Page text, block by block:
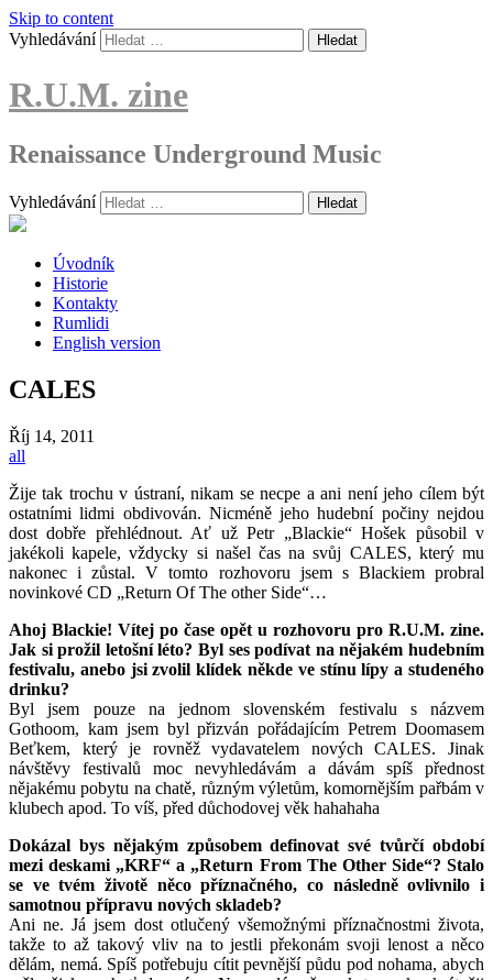
Skip to content
Vyhledávání
R.U.M. zine
Renaissance Underground Music
Vyhledávání
Úvodník
Historie
Kontakty
Rumlidi
English version
CALES
Říj 14, 2011
all
Žije tak trochu v ústraní, nikam se necpe a ani není jeho cílem být
ostatními lidmi obdivován. Nicméně jeho hudební počiny nejdou
dost dobře přehlédnout. Ať už Petr „Blackie“ Hošek působil v
jakékoli kapele, vždycky si našel čas na svůj CALES, který mu
nakonec i zůstal. V tomto rozhovoru jsem s Blackiem probral
novinkové CD „Return Of The other Side“…
Ahoj Blackie! Vítej po čase opět u rozhovoru pro R.U.M. zine.
Jak si prožil letošní léto? Byl ses podívat na nějakém hudebním
festivalu, anebo jsi zvolil klídek někde ve stínu lípy a studeného
drinku?
Byl jsem pouze na jednom slovenském festivalu s názvem
Gothoom, kam jsem byl přizván pořádajícím Petrem Doomasem
Beťkem, který je rovněž vydavatelem nových CALES. Jinak
návštěvy festivalů moc nevyhledávám a dávám spíš přednost
nějakému pobytu na chatě, různým výletům, komornějším pařbám v
klubech apod. To víš, před důchodovej věk hahahaha
Dokázal bys nějakým způsobem definovat své tvůrčí období
mezi deskami „KRF“ a „Return From The Other Side“? Stalo
se ve tvém životě něco příznačného, co následně ovlivnilo i
samotnou přípravu nových skladeb?
Ani ne. Já jsem dost otlučený všemožnými příznačnostmi života,
takže to až takový vliv na to jestli překonám svoji lenost a něco
dělám, nemá. Spíš potřebuju cítit pevnější půdu pod nohama, abych